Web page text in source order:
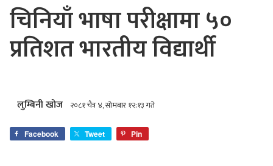
चिनियाँ भाषा परीक्षामा ५०
प्रतिशत भारतीय विद्यार्थी
लुम्बिनी खोज २०८१ चैत्र ४, सोमबार १२:१३ गते
Facebook Tweet Pin